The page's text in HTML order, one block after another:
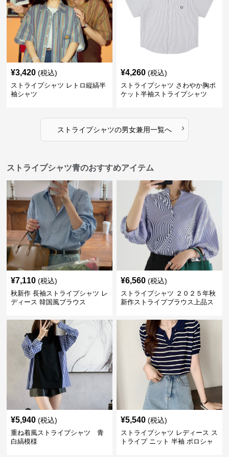
¥3,420 (税込)
ストライプシャツ レトロ縦縞半
袖シャツ
¥4,260 (税込)
ストライプシャツ さわやか胸ポ
ケット半袖ストライプシャツ
ストライプシャツの男女兼用一覧へ ›
ストライプシャツ青のおすすめアイテム
¥7,110 (税込)
秋新作 長袖ストライプシャツ レ
ディース 韓国風ブラウス
¥6,560 (税込)
ストライプシャツ ２０２５年秋
新作ストライプブラウス上品ス
¥5,940 (税込)
重ね着風ストライプシャツ 青
白縞模様
¥5,540 (税込)
ストライプシャツ レディース ス
トライプ ニット 半袖 ポロシャ